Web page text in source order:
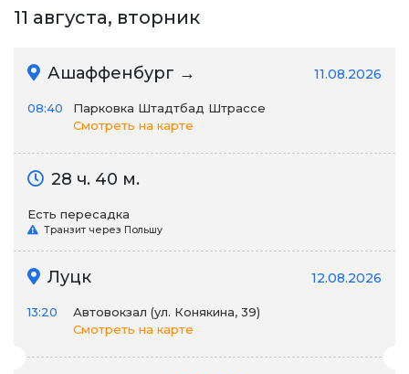
11 августа, вторник
Ашаффенбург → 11.08.2026
08:40
Парковка Штадтбад Штрассе
Смотреть на карте
28 ч. 40 м.
Есть пересадка
Транзит через Польшу
Луцк 12.08.2026
13:20
Автовокзал (ул. Конякина, 39)
Смотреть на карте